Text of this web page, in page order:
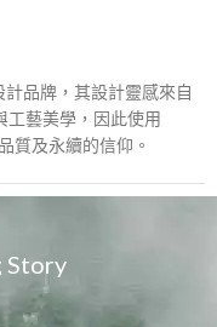
品牌，其設計靈感來自
工藝美學，因此使用
質及永續的信仰。
Story